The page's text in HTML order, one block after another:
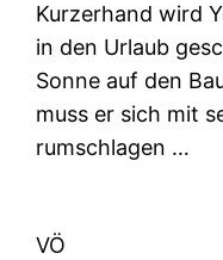
Kurzerhand wird
in den Urlaub
Sonne auf den
muss er sich mit
rumschlagen …
VÖ